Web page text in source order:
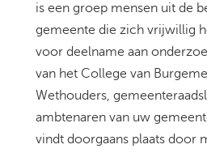
is een groep mensen uit de
gemeente die zich vrijwillig
voor deelname aan
van het College van
Wethouders,
ambtenaren van uw
vindt doorgaans plaats door